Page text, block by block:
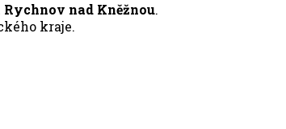
nad Kněžnou.
kraje.